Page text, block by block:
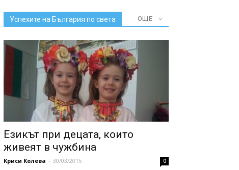
Успехите на България по света ОЩЕ
Езикът при децата, които
живеят в чужбина
Криси Колева - 30/03/2015 0